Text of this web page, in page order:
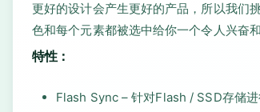
更好的设计会产生更好的产品，所以我
色和每个元素都被选中给你一个令人兴奋和
特性：
Flash Sync – 针对Flash / SSD存储